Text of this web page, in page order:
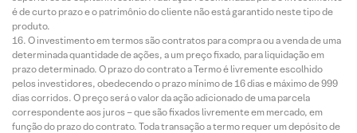
é de curto prazo e o patrimônio do cliente não está garantido neste tipo de
produto.
O investimento em termos são contratos para compra ou a venda de uma
determinada quantidade de ações, a um preço fixado, para liquidação em
prazo determinado. O prazo do contrato a Termo é livremente escolhido
pelos investidores, obedecendo o prazo mínimo de 16 dias e máximo de 999
dias corridos. O preço será o valor da ação adicionado de uma parcela
correspondente aos juros – que são fixados livremente em mercado, em
função do prazo do contrato. Toda transação a termo requer um depósito de